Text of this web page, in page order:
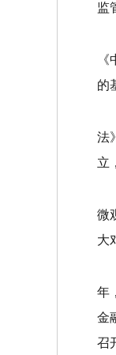
监
的
法
立
微
大
年
金
召